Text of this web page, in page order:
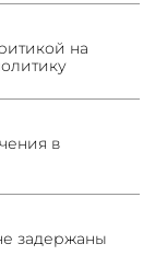
на
в
задержаны